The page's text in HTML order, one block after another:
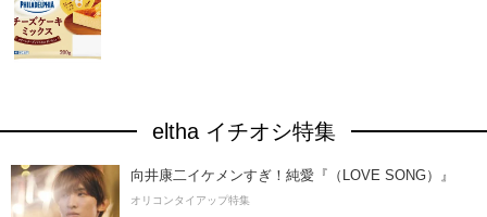
eltha イチオシ特集
向井康二イケメンすぎ！純愛『（LOVE SONG）』
オリコンタイアップ特集